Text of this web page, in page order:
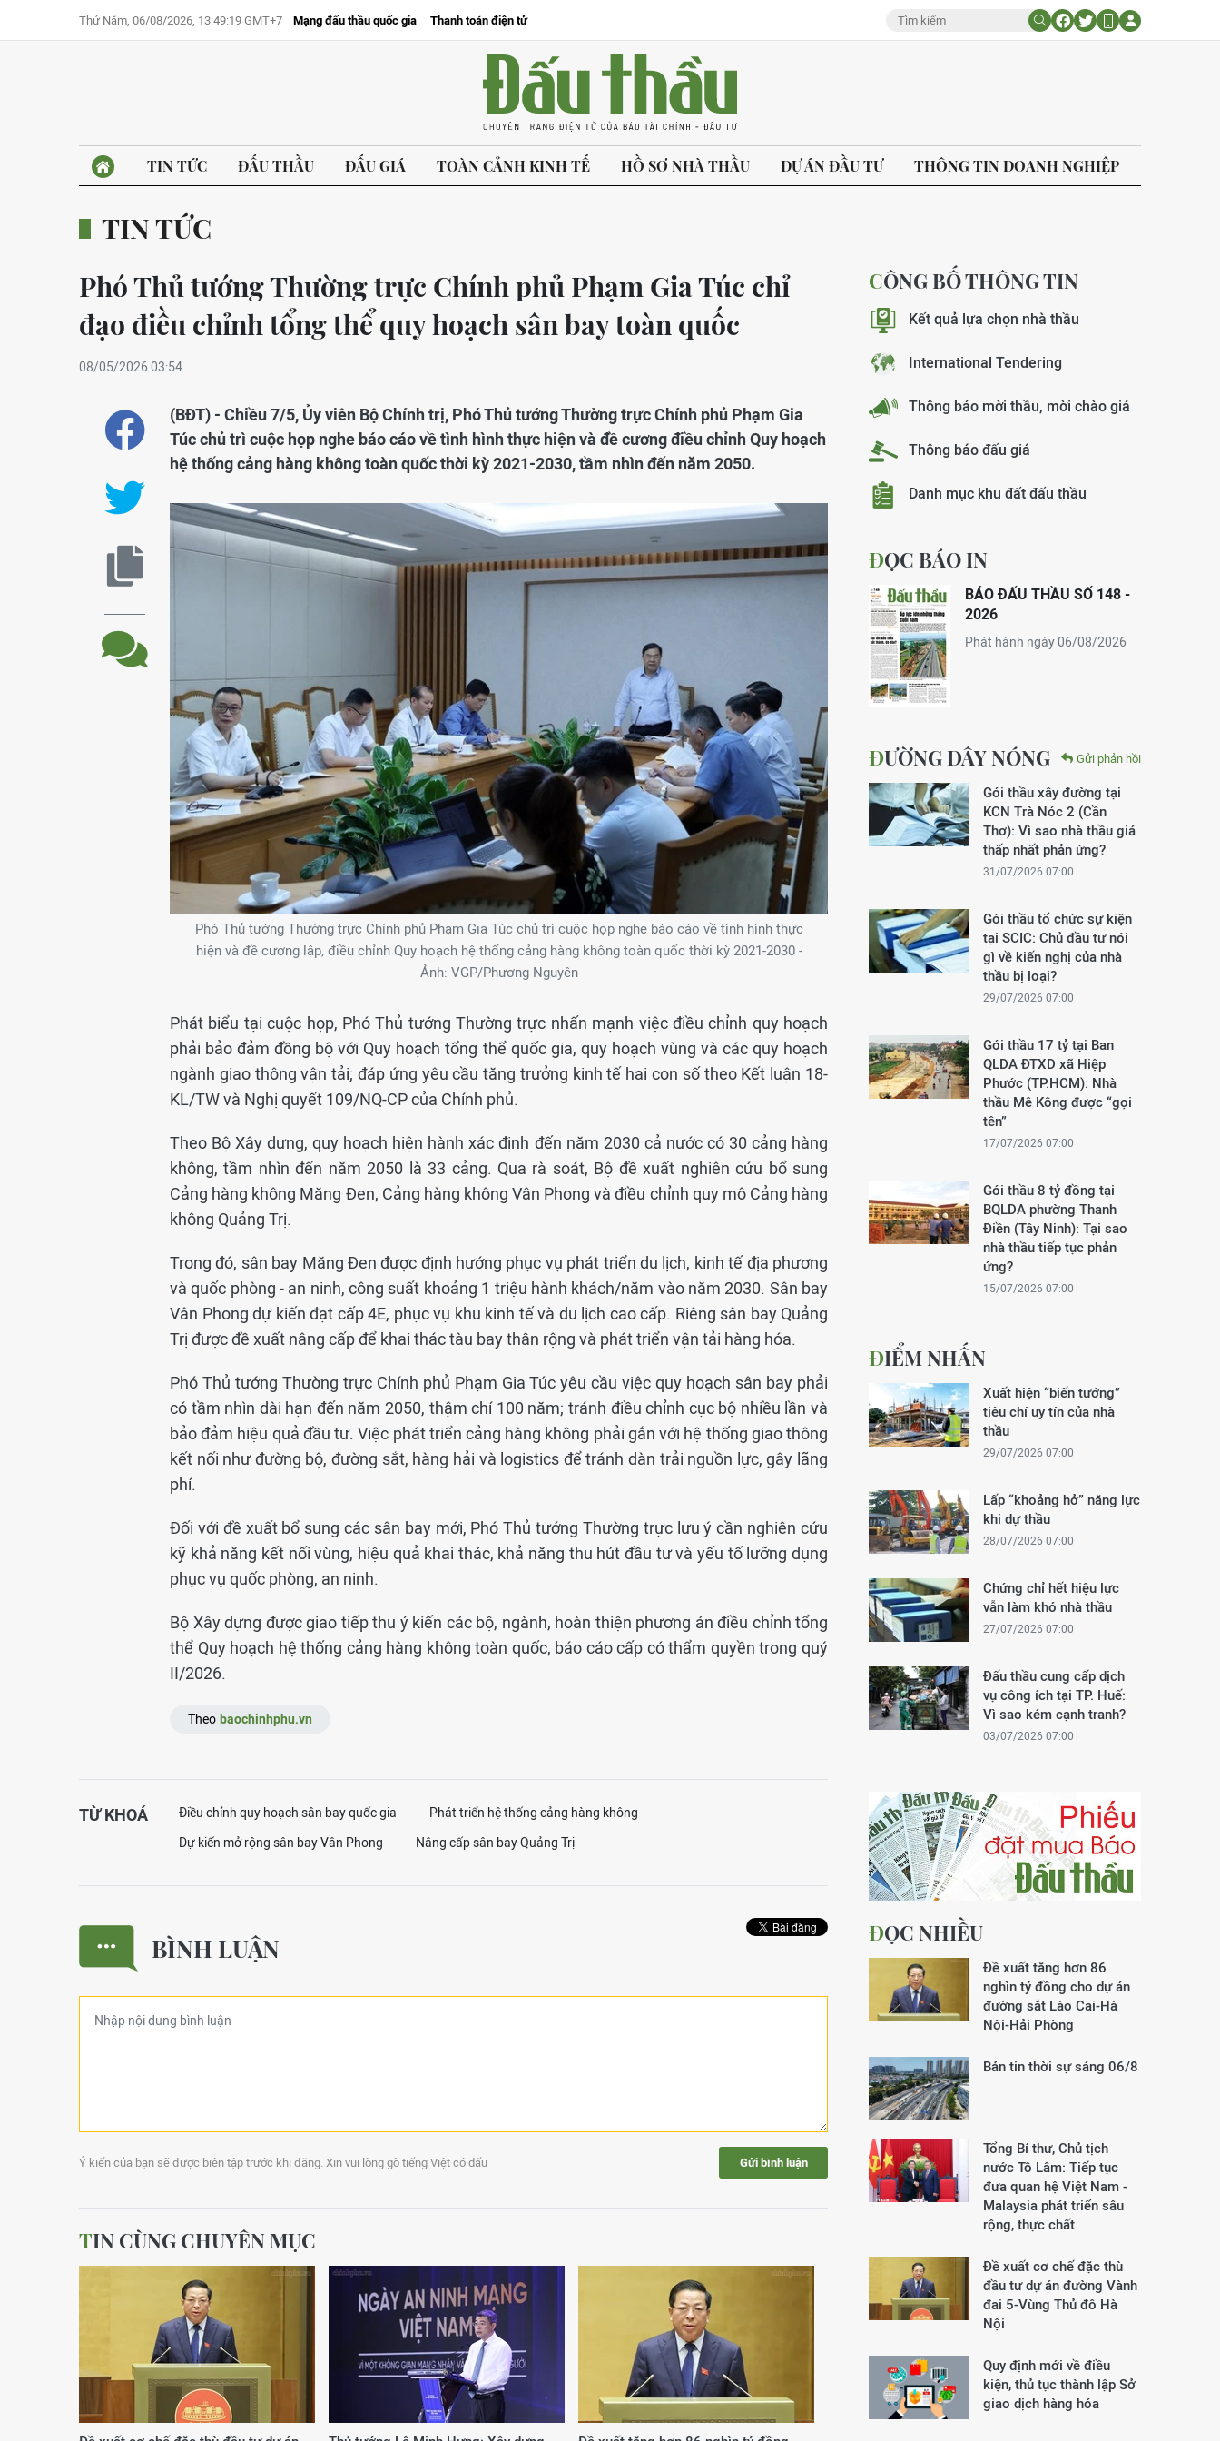
Thứ Năm, 06/08/2026, 13:49:19 GMT+7 Mạng đấu thầu quốc gia Thanh toán điện tử
TIN TỨC ĐẤU THẦU ĐẤU GIÁ TOÀN CẢNH KINH TẾ HỒ SƠ NHÀ THẦU DỰ ÁN ĐẦU TƯ THÔNG TIN DOANH NGHIỆP
TIN TỨC
Phó Thủ tướng Thường trực Chính phủ Phạm Gia Túc chỉ
đạo điều chỉnh tổng thể quy hoạch sân bay toàn quốc
08/05/2026 03:54
(BĐT) - Chiều 7/5, Ủy viên Bộ Chính trị, Phó Thủ tướng Thường trực Chính phủ Phạm Gia
Túc chủ trì cuộc họp nghe báo cáo về tình hình thực hiện và đề cương điều chỉnh Quy hoạch
hệ thống cảng hàng không toàn quốc thời kỳ 2021-2030, tầm nhìn đến năm 2050.
Phó Thủ tướng Thường trực Chính phủ Phạm Gia Túc chủ trì cuộc họp nghe báo cáo về tình hình thực
hiện và đề cương lập, điều chỉnh Quy hoạch hệ thống cảng hàng không toàn quốc thời kỳ 2021-2030 -
Ảnh: VGP/Phương Nguyên
Phát biểu tại cuộc họp, Phó Thủ tướng Thường trực nhấn mạnh việc điều chỉnh quy hoạch
phải bảo đảm đồng bộ với Quy hoạch tổng thể quốc gia, quy hoạch vùng và các quy hoạch
ngành giao thông vận tải; đáp ứng yêu cầu tăng trưởng kinh tế hai con số theo Kết luận 18-
KL/TW và Nghị quyết 109/NQ-CP của Chính phủ.
Theo Bộ Xây dựng, quy hoạch hiện hành xác định đến năm 2030 cả nước có 30 cảng hàng
không, tầm nhìn đến năm 2050 là 33 cảng. Qua rà soát, Bộ đề xuất nghiên cứu bổ sung
Cảng hàng không Măng Đen, Cảng hàng không Vân Phong và điều chỉnh quy mô Cảng hàng
không Quảng Trị.
Trong đó, sân bay Măng Đen được định hướng phục vụ phát triển du lịch, kinh tế địa phương
và quốc phòng - an ninh, công suất khoảng 1 triệu hành khách/năm vào năm 2030. Sân bay
Vân Phong dự kiến đạt cấp 4E, phục vụ khu kinh tế và du lịch cao cấp. Riêng sân bay Quảng
Trị được đề xuất nâng cấp để khai thác tàu bay thân rộng và phát triển vận tải hàng hóa.
Phó Thủ tướng Thường trực Chính phủ Phạm Gia Túc yêu cầu việc quy hoạch sân bay phải
có tầm nhìn dài hạn đến năm 2050, thậm chí 100 năm; tránh điều chỉnh cục bộ nhiều lần và
bảo đảm hiệu quả đầu tư. Việc phát triển cảng hàng không phải gắn với hệ thống giao thông
kết nối như đường bộ, đường sắt, hàng hải và logistics để tránh dàn trải nguồn lực, gây lãng
phí.
Đối với đề xuất bổ sung các sân bay mới, Phó Thủ tướng Thường trực lưu ý cần nghiên cứu
kỹ khả năng kết nối vùng, hiệu quả khai thác, khả năng thu hút đầu tư và yếu tố lưỡng dụng
phục vụ quốc phòng, an ninh.
Bộ Xây dựng được giao tiếp thu ý kiến các bộ, ngành, hoàn thiện phương án điều chỉnh tổng
thể Quy hoạch hệ thống cảng hàng không toàn quốc, báo cáo cấp có thẩm quyền trong quý
II/2026.
Theo baochinhphu.vn
TỪ KHOÁ Điều chỉnh quy hoạch sân bay quốc gia Phát triển hệ thống cảng hàng không
Dự kiến mở rộng sân bay Vân Phong Nâng cấp sân bay Quảng Trị
BÌNH LUẬN
Ý kiến của bạn sẽ được biên tập trước khi đăng. Xin vui lòng gõ tiếng Việt có dấu Gửi bình luận
TIN CÙNG CHUYÊN MỤC
CÔNG BỐ THÔNG TIN
Kết quả lựa chọn nhà thầu
International Tendering
Thông báo mời thầu, mời chào giá
Thông báo đấu giá
Danh mục khu đất đấu thầu
ĐỌC BÁO IN
BÁO ĐẤU THẦU SỐ 148 -
2026
Phát hành ngày 06/08/2026
ĐƯỜNG DÂY NÓNG Gửi phản hồi
Gói thầu xây đường tại
KCN Trà Nóc 2 (Cần
Thơ): Vì sao nhà thầu giá
thấp nhất phản ứng?
31/07/2026 07:00
Gói thầu tổ chức sự kiện
tại SCIC: Chủ đầu tư nói
gì về kiến nghị của nhà
thầu bị loại?
29/07/2026 07:00
Gói thầu 17 tỷ tại Ban
QLDA ĐTXD xã Hiệp
Phước (TP.HCM): Nhà
thầu Mê Kông được “gọi
tên”
17/07/2026 07:00
Gói thầu 8 tỷ đồng tại
BQLDA phường Thanh
Điền (Tây Ninh): Tại sao
nhà thầu tiếp tục phản
ứng?
15/07/2026 07:00
ĐIỂM NHẤN
Xuất hiện “biến tướng”
tiêu chí uy tín của nhà
thầu
29/07/2026 07:00
Lấp “khoảng hở” năng lực
khi dự thầu
28/07/2026 07:00
Chứng chỉ hết hiệu lực
vẫn làm khó nhà thầu
27/07/2026 07:00
Đấu thầu cung cấp dịch
vụ công ích tại TP. Huế:
Vì sao kém cạnh tranh?
03/07/2026 07:00
ĐỌC NHIỀU
Đề xuất tăng hơn 86
nghìn tỷ đồng cho dự án
đường sắt Lào Cai-Hà
Nội-Hải Phòng
Bản tin thời sự sáng 06/8
Tổng Bí thư, Chủ tịch
nước Tô Lâm: Tiếp tục
đưa quan hệ Việt Nam -
Malaysia phát triển sâu
rộng, thực chất
Đề xuất cơ chế đặc thù
đầu tư dự án đường Vành
đai 5-Vùng Thủ đô Hà
Nội
Quy định mới về điều
kiện, thủ tục thành lập Sở
giao dịch hàng hóa